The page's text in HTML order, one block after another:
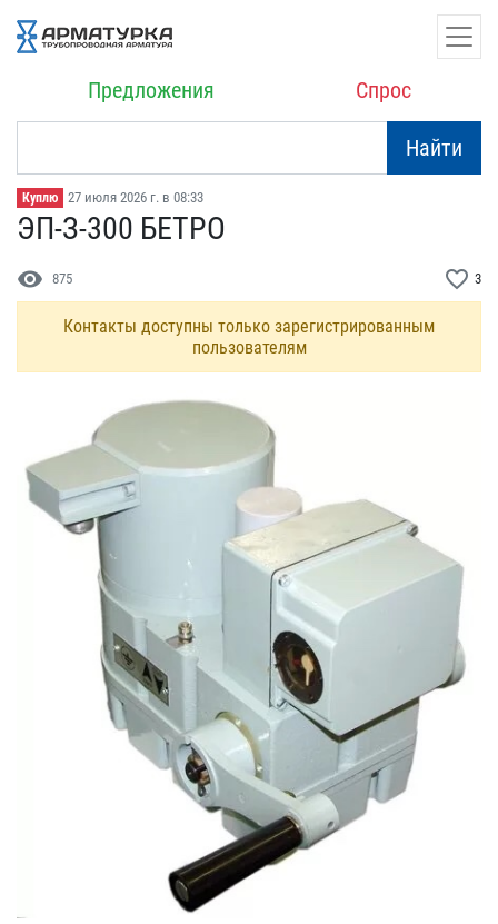
Предложения Спрос
Найти
Куплю 27 июля 2026 г. в 08:33
ЭП-З-300 БЕТРО
visibility 875 favorite_border 3
Контакты доступны только зарегистрированным
пользователям